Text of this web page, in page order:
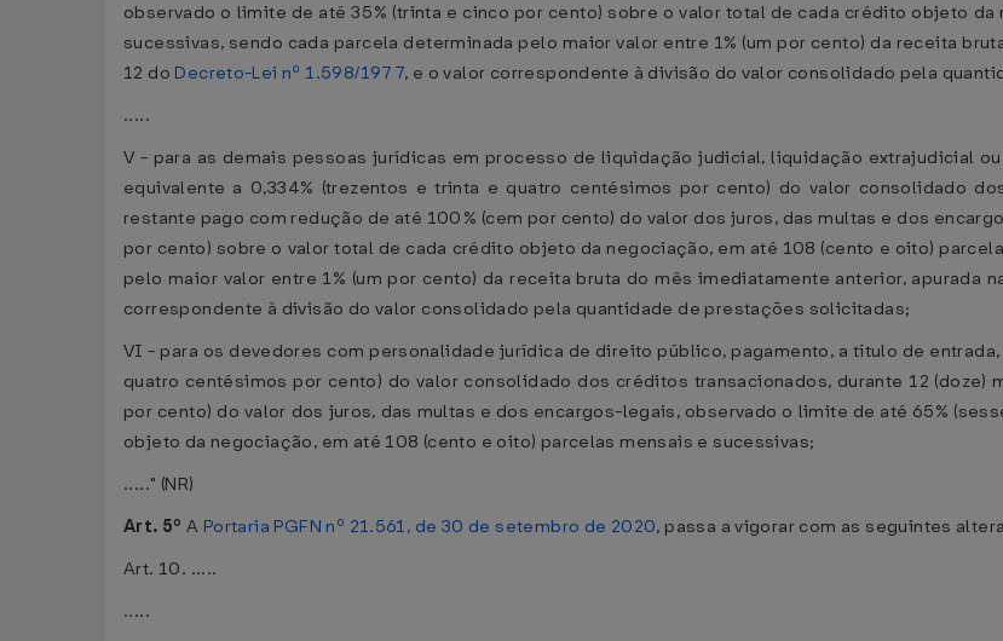
observado o limite de até 35% (trinta e cinco por cento) sobre o valor total de cada crédito objeto
sucessivas, sendo cada parcela determinada pelo maior valor entre 1% (um por cento) da receita
12 do Decreto-Lei nº 1.598/1977, e o valor correspondente à divisão do valor consolidado pela
.....
V - para as demais pessoas jurídicas em processo de liquidação judicial, liquidação extrajudicial
equivalente a 0,334% (trezentos e trinta e quatro centésimos por cento) do valor consolidado
restante pago com redução de até 100% (cem por cento) do valor dos juros, das multas e dos
por cento) sobre o valor total de cada crédito objeto da negociação, em até 108 (cento e oito)
pelo maior valor entre 1% (um por cento) da receita bruta do mês imediatamente anterior, apurada
correspondente à divisão do valor consolidado pela quantidade de prestações solicitadas;
VI - para os devedores com personalidade jurídica de direito público, pagamento, a título de
quatro centésimos por cento) do valor consolidado dos créditos transacionados, durante 12
por cento) do valor dos juros, das multas e dos encargos-legais, observado o limite de até 65%
objeto da negociação, em até 108 (cento e oito) parcelas mensais e sucessivas;
....." (NR)
Art. 5ºA Portaria PGFN nº 21.561, de 30 de setembro de 2020, passa a vigorar com as seguintes
Art. 10. .....
.....